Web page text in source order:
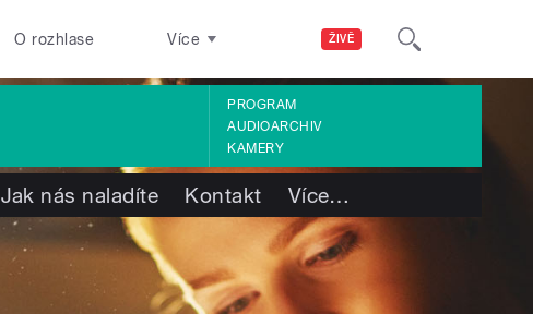
ŽIVĚ
O rozhlase Více
PROGRAM
AUDIOARCHIV
KAMERY
Jak nás naladíte Kontakt Více…